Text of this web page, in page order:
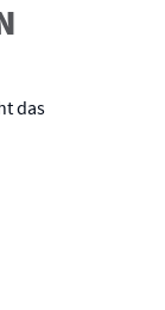
das